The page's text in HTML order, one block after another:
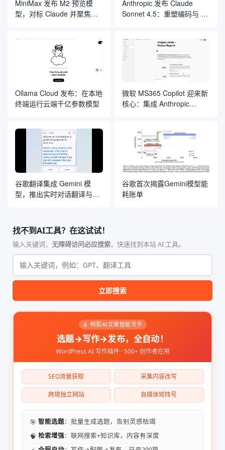
MiniMax 发布 M2 预览模
型，对标 Claude 并聚焦编
Anthropic 发布 Claude
Sonnet 4.5：重塑编码与 AI
Ollama Cloud 发布：在本地
终端运行云端千亿参数模型
微软 MS365 Copilot 迎来新
核心：集成 Anthropic
谷歌翻译集成 Gemini 模
型，推出实时对话翻译与定
谷歌首次揭露Gemini模型能
耗账单
找不到AI工具？在这试试！
输入关键词， 无障碍访问必应搜索，快速找到本站 AI 工具。
立即搜索
🍐 鸭梨AI文章智能写手
选题→写作→发布，全自动！
WordPress AI 写作插件 · 500+ 创作者在用
SEO流量获取 采集内容改写
跨境独立网站 自媒体矩阵号
🎯 智能选题：批量生成选题，告别灵感枯竭
🧠 检索增强：联网搜索+知识库，内容有深度